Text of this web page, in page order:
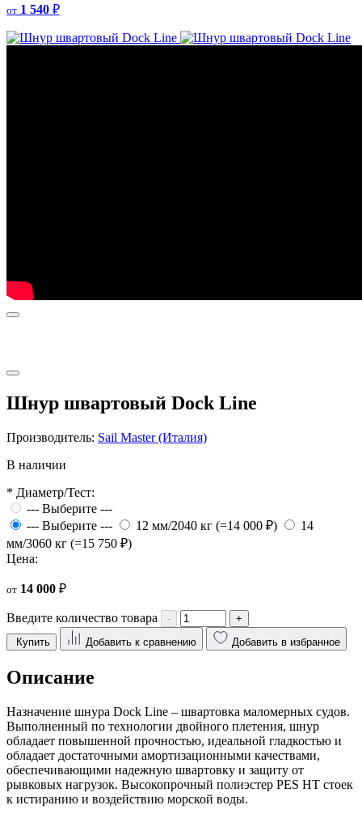
от 1 540 ₽
Шнур швартовый Dock Line
Производитель: Sail Master (Италия)
В наличии
* Диаметр/Тест:
--- Выберите ---
--- Выберите ---
12 мм/2040 кг (=14 000 ₽)
14
мм/3060 кг (=15 750 ₽)
Цена:
от 14 000 ₽
Введите количество товара -
+
Купить
Добавить к сравнению Добавить в избранное
Описание
Назначение шнура Dock Line – швартовка маломерных судов.
Выполненный по технологии двойного плетения, шнур
обладает повышенной прочностью, идеальной гладкостью и
обладает достаточными амортизационными качествами,
обеспечивающими надежную швартовку и защиту от
рывковых нагрузок. Высокопрочный полиэстер PES HT стоек
к истиранию и воздействию морской воды.